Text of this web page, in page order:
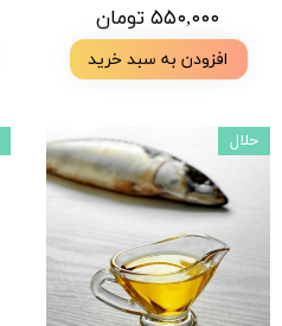
۵۵۰,۰۰۰ تومان
افزودن به سبد خرید
حلال